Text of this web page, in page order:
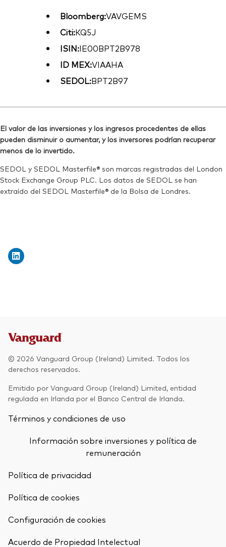
Bloomberg:VAVGEMS
Citi:KQ5J
ISIN:IE00BPT2B978
ID MEX:VIAAHA
SEDOL:BPT2B97
El valor de las inversiones y los ingresos procedentes de ellas
pueden disminuir o aumentar, y los inversores podrían recuperar
menos de lo invertido.
SEDOL y SEDOL Masterfile® son marcas registradas del London
Stock Exchange Group PLC. Los datos de SEDOL se han
extraído del SEDOL Masterfile® de la Bolsa de Londres.
© 2026 Vanguard Group (Ireland) Limited. Todos los
derechos reservados.
Emitido por Vanguard Group (Ireland) Limited, entidad
regulada en Irlanda por el Banco Central de Irlanda.
Términos y condiciones de uso
Información sobre inversiones y política de
remuneración
Política de privacidad
Política de cookies
Configuración de cookies
Acuerdo de Propiedad Intelectual